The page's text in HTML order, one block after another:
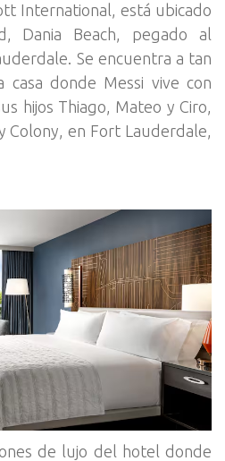
International, está ubicado
Dania Beach, pegado al
Se encuentra a tan
donde Messi vive con
hijos Thiago, Mateo y Ciro,
Colony, en Fort Lauderdale,
de lujo del hotel donde